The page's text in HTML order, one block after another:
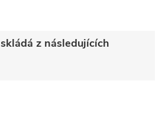
z následujících